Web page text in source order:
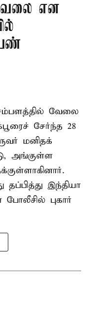
வேலை என
வேலை
சேர்ந்த 28
மனிதக்
அங்குள்ள
தப்பித்து இந்தியா
புகார்